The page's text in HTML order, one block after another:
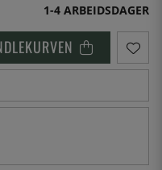
1-4 ARBEIDSDAGER